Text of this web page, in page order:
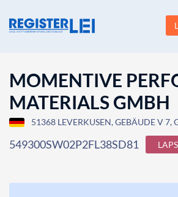
MOMENTIVE
MATERIALS GMBH
51368 LEVERKUSEN, GEBÄUDE V 7,
549300SW02P2FL38SD81